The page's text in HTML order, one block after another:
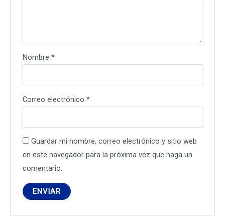
Nombre*
Correo electrónico*
Guardar mi nombre, correo electrónico y sitio web
en este navegador para la próxima vez que haga un
comentario.